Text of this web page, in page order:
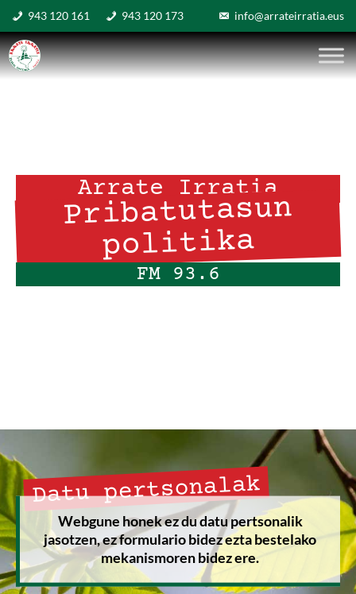
943 120 161 943 120 173 info@arrateirratia.eus
Arrate Irratia
Pribatutasun
politika
FM 93.6
Datu pertsonalak
Webgune honek ez du datu pertsonalik
jasotzen, ez formulario bidez ezta bestelako
mekanismoren bidez ere.